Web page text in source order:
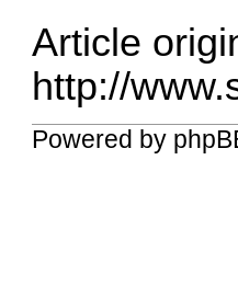
Article
http://
Powered by